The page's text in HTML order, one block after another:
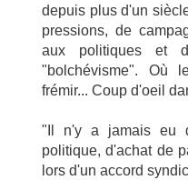
depuis plus d'un
pressions, de
aux politiques et
"bolchévisme". Où
frémir... Coup d'oeil
"Il n'y a jamais eu
politique, d'achat de
lors d'un accord